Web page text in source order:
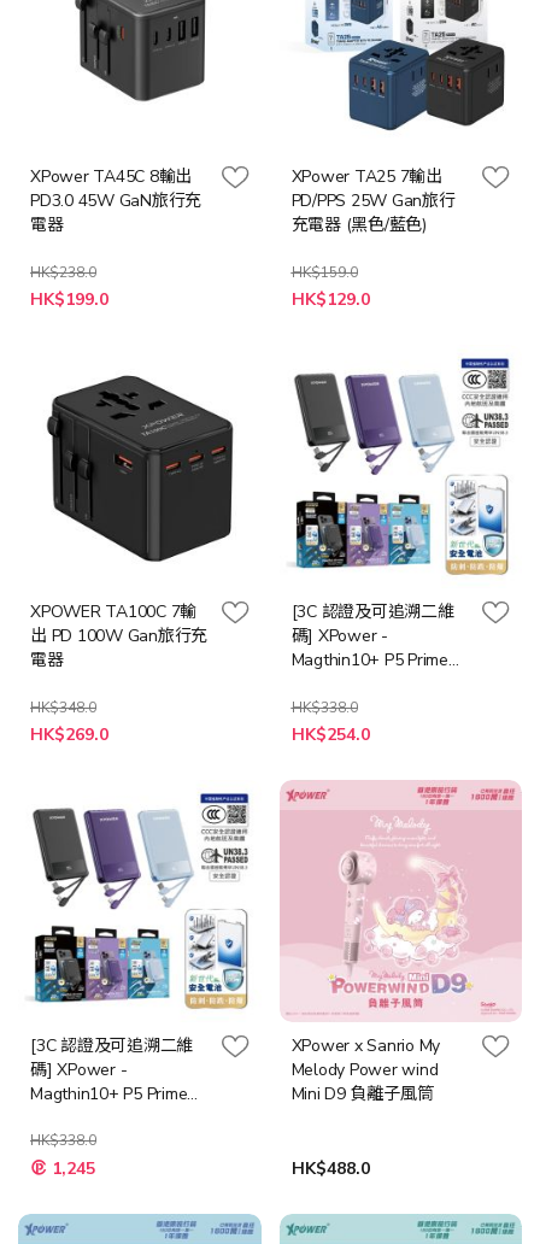
XPower TA45C 8輸出
PD3.0 45W GaN旅行充
電器
HK$238.0
特
殊
HK$199.0
XPower TA25 7輸出
PD/PPS 25W Gan旅行
充電器 (黑色/藍色)
HK$159.0
HK$129.0
XPOWER TA100C 7輸
出 PD 100W Gan旅行充
電器
HK$348.0
特
殊
HK$269.0
[3C 認證及可追溯二維
碼] XPower -
Magthin10+ P5 Prime
電芯最薄數顯移動電源
[多種顏色]
HK$338.0
HK$254.0
[3C 認證及可追溯二維
碼] XPower -
Magthin10+ P5 Prime
電芯最薄數顯移動電源
[多種顏色]
HK$338.0
1,245
XPower x Sanrio My
Melody Power wind
Mini D9 負離子風筒
HK$488.0